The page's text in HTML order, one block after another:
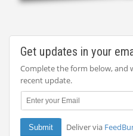
Get updates in your
Complete the form below, and
recent update.
Deliver via